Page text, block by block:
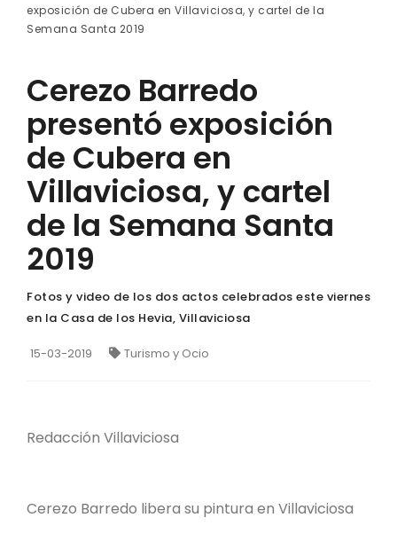
exposición de Cubera en Villaviciosa, y cartel de la
Semana Santa 2019
Cerezo Barredo
presentó exposición
de Cubera en
Villaviciosa, y cartel
de la Semana Santa
2019
Fotos y video de los dos actos celebrados este viernes
en la Casa de los Hevia, Villaviciosa
15-03-2019 Turismo y Ocio
Redacción Villaviciosa
Cerezo Barredo libera su pintura en Villaviciosa